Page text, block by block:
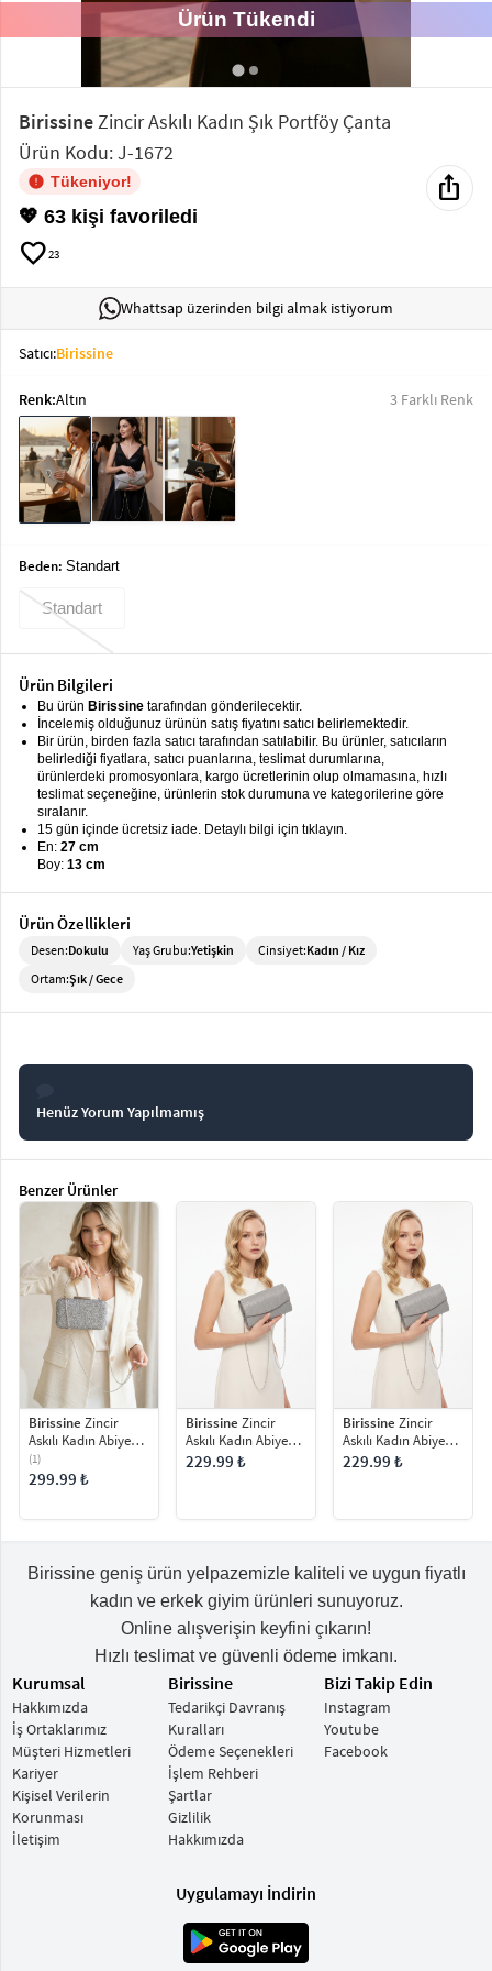
Tunik
Sweatshirt
T-Shirt
Ev
Giyimkeyboard_arrow_down
Takımlar keyboard_arrow_down
Elbise
Giyimkeyboard_arrow_down
Giyim keyboard_arrow_down
Tesettür
Giyim
keyboard_arrow_down
Büyük
Bedenkeyboard_arrow_down
İç
Giyimkeyboard_arrow_down
Ürün Tükendi
BirissineZincir Askılı Kadın Şık Portföy Çanta
Ürün Kodu: J-1672
Tükeniyor!
💖 63 kişi favoriledi
favorite23
ios_share
Whattsap üzerinden bilgi almak istiyorum
Satıcı:Birissine
Renk:Altın 3 Farklı Renk
Beden: Standart
Standart
Ürün Bilgileri
Bu ürün Birissine tarafından gönderilecektir.
İncelemiş olduğunuz ürünün satış fiyatını satıcı belirlemektedir.
Bir ürün, birden fazla satıcı tarafından satılabilir. Bu ürünler, satıcıların
belirlediği fiyatlara, satıcı puanlarına, teslimat durumlarına,
ürünlerdeki promosyonlara, kargo ücretlerinin olup olmamasına, hızlı
teslimat seçeneğine, ürünlerin stok durumuna ve kategorilerine göre
sıralanır.
15 gün içinde ücretsiz iade. Detaylı bilgi için tıklayın.
En: 27 cm
Boy: 13 cm
Ürün Özellikleri
Desen:Dokulu Yaş Grubu:Yetişkin Cinsiyet:Kadın / Kız
Ortam:Şık / Gece
Henüz Yorum Yapılmamış
Benzer Ürünler
Birissine Zincir
Askılı Kadın Abiye
Portföy Çanta
(1)
299.99 ₺
Birissine Zincir
Askılı Kadın Abiye
Çanta
229.99 ₺
Birissine Zincir
Askılı Kadın Abiye
Çanta
229.99 ₺
Birissine geniş ürün yelpazemizle kaliteli ve uygun fiyatlı
kadın ve erkek giyim ürünleri sunuyoruz.
Online alışverişin keyfini çıkarın!
Hızlı teslimat ve güvenli ödeme imkanı.
Kurumsal
Hakkımızda
İş Ortaklarımız
Müşteri Hizmetleri
Kariyer
Kişisel Verilerin
Korunması
İletişim
Birissine
Tedarikçi Davranış
Kuralları
Ödeme Seçenekleri
İşlem Rehberi
Şartlar
Gizlilik
Hakkımızda
Bizi Takip Edin
Instagram
Youtube
Facebook
Uygulamayı İndirin